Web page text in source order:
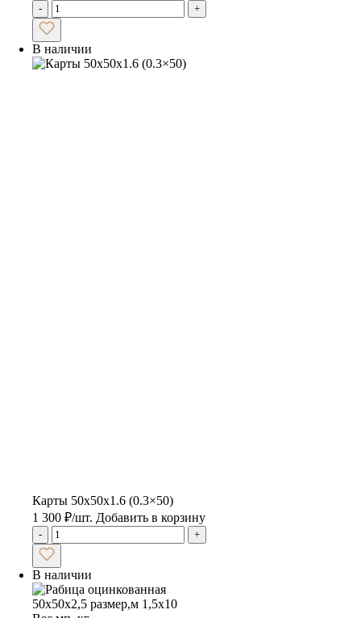
- +
В наличии
Карты 50x50x1.6 (0.3×50)
1 300 ₽/шт. Добавить в корзину
- +
В наличии